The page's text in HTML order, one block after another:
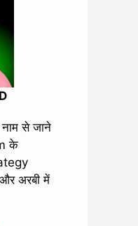
से जाने
के
अरबी में